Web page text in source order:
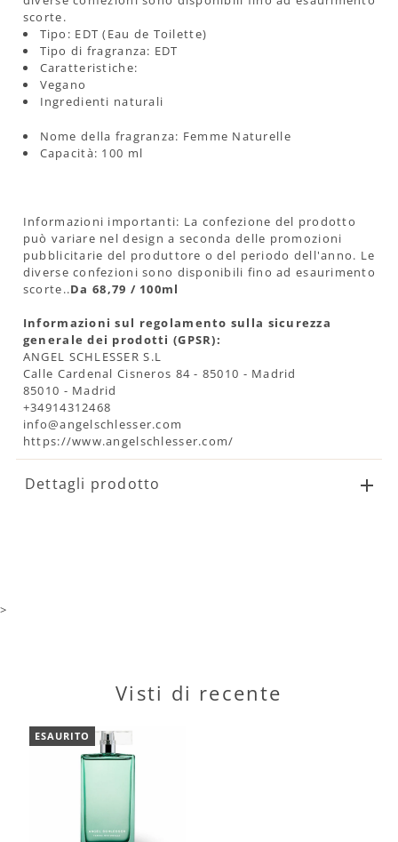
scorte.
Tipo: EDT (Eau de Toilette)
Tipo di fragranza: EDT
Caratteristiche:
Vegano
Ingredienti naturali
Nome della fragranza: Femme Naturelle
Capacità: 100 ml
Informazioni importanti: La confezione del prodotto
può variare nel design a seconda delle promozioni
pubblicitarie del produttore o del periodo dell'anno. Le
diverse confezioni sono disponibili fino ad esaurimento
scorte..Da 68,79 / 100ml
Informazioni sul regolamento sulla sicurezza
generale dei prodotti (GPSR):
ANGEL SCHLESSER S.L
Calle Cardenal Cisneros 84 - 85010 - Madrid
85010 - Madrid
+34914312468
info@angelschlesser.com
https://www.angelschlesser.com/
Dettagli prodotto
>
Visti di recente
ESAURITO